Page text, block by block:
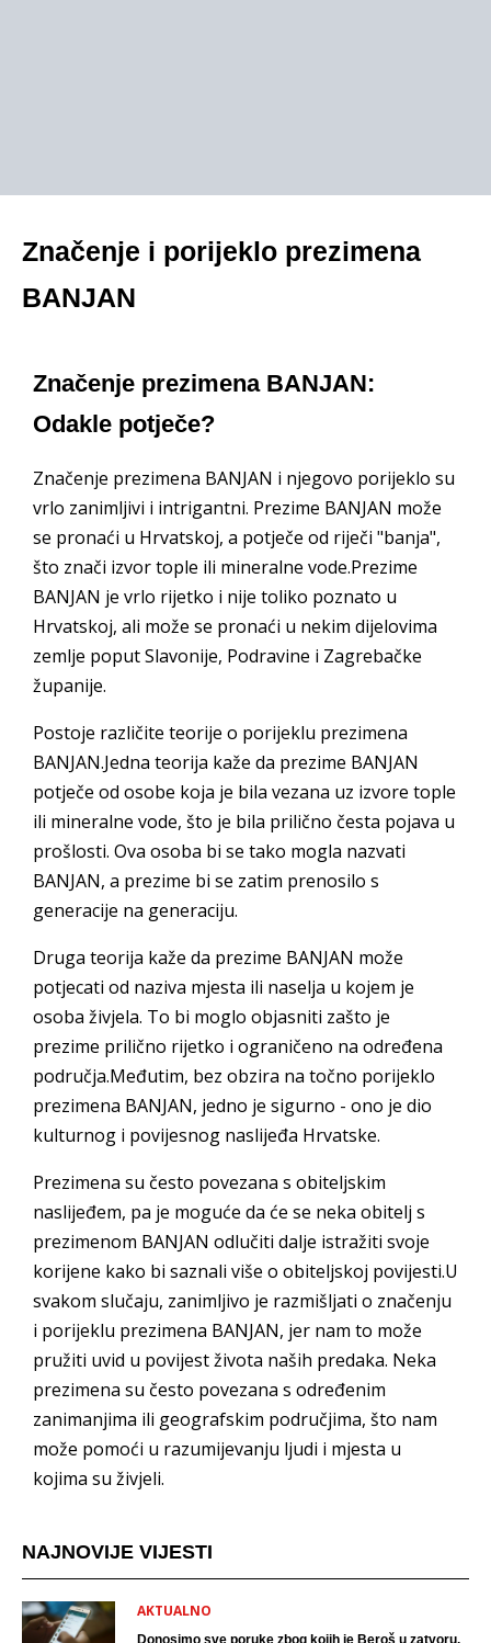
Značenje i porijeklo prezimena
BANJAN
Značenje prezimena BANJAN:
Odakle potječe?
Značenje prezimena BANJAN i njegovo porijeklo su
vrlo zanimljivi i intrigantni. Prezime BANJAN može
se pronaći u Hrvatskoj, a potječe od riječi "banja",
što znači izvor tople ili mineralne vode.Prezime
BANJAN je vrlo rijetko i nije toliko poznato u
Hrvatskoj, ali može se pronaći u nekim dijelovima
zemlje poput Slavonije, Podravine i Zagrebačke
županije.
Postoje različite teorije o porijeklu prezimena
BANJAN.Jedna teorija kaže da prezime BANJAN
potječe od osobe koja je bila vezana uz izvore tople
ili mineralne vode, što je bila prilično česta pojava u
prošlosti. Ova osoba bi se tako mogla nazvati
BANJAN, a prezime bi se zatim prenosilo s
generacije na generaciju.
Druga teorija kaže da prezime BANJAN može
potjecati od naziva mjesta ili naselja u kojem je
osoba živjela. To bi moglo objasniti zašto je
prezime prilično rijetko i ograničeno na određena
područja.Međutim, bez obzira na točno porijeklo
prezimena BANJAN, jedno je sigurno - ono je dio
kulturnog i povijesnog naslijeđa Hrvatske.
Prezimena su često povezana s obiteljskim
naslijeđem, pa je moguće da će se neka obitelj s
prezimenom BANJAN odlučiti dalje istražiti svoje
korijene kako bi saznali više o obiteljskoj povijesti.U
svakom slučaju, zanimljivo je razmišljati o značenju
i porijeklu prezimena BANJAN, jer nam to može
pružiti uvid u povijest života naših predaka. Neka
prezimena su često povezana s određenim
zanimanjima ili geografskim područjima, što nam
može pomoći u razumijevanju ljudi i mjesta u
kojima su živjeli.
NAJNOVIJE VIJESTI
AKTUALNO
Donosimo sve poruke zbog kojih je Beroš u zatvoru.